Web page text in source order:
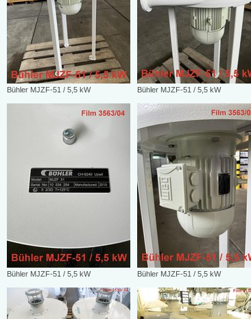
Bühler MJZF-51 / 5,5 kW Bühler MJZF-51 / 5,5 kW
Bühler MJZF-51 / 5,5 kW Bühler MJZF-51 / 5,5 kW